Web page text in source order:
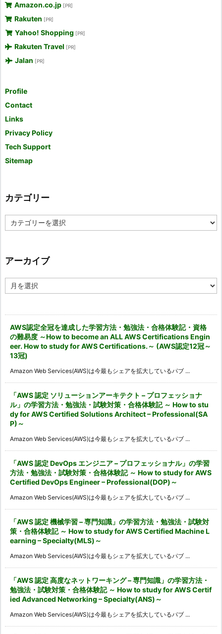
Amazon.co.jp [PR]
Rakuten [PR]
Yahoo! Shopping [PR]
Rakuten Travel [PR]
Jalan [PR]
Profile
Contact
Links
Privacy Policy
Tech Support
Sitemap
カテゴリー
テ
ー
アーカイブ
ー
AWS認定全冠を達成した学習方法・勉強法・合格体験記・資格
の難易度 ～How to become an ALL AWS Certifications Engin
eer. How to study for AWS Certifications.～ (AWS認定12冠～
13冠)
Amazon Web Services(AWS)は今最もシェアを拡大しているパブ ...
「AWS 認定 ソリューションアーキテクト – プロフェッショナ
ル」の学習方法・勉強法・試験対策・合格体験記 ～ How to stu
dy for AWS Certified Solutions Architect – Professional(SA
P)～
Amazon Web Services(AWS)は今最もシェアを拡大しているパブ ...
「AWS 認定 DevOps エンジニア – プロフェッショナル」の学習
方法・勉強法・試験対策・合格体験記 ～ How to study for AWS
Certified DevOps Engineer – Professional(DOP)～
Amazon Web Services(AWS)は今最もシェアを拡大しているパブ ...
「AWS 認定 機械学習 – 専門知識」の学習方法・勉強法・試験対
策・合格体験記 ～ How to study for AWS Certified Machine L
earning – Specialty(MLS)～
Amazon Web Services(AWS)は今最もシェアを拡大しているパブ ...
「AWS 認定 高度なネットワーキング – 専門知識」の学習方法・
勉強法・試験対策・合格体験記 ～ How to study for AWS Certif
ied Advanced Networking – Specialty(ANS)～
Amazon Web Services(AWS)は今最もシェアを拡大しているパブ ...